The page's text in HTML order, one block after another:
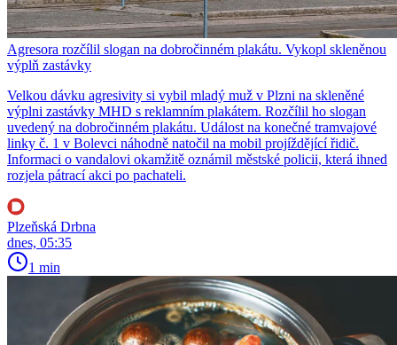
Agresora rozčílil slogan na dobročinném plakátu. Vykopl skleněnou
výplň zastávky
Velkou dávku agresivity si vybil mladý muž v Plzni na skleněné
výplni zastávky MHD s reklamním plakátem. Rozčílil ho slogan
uvedený na dobročinném plakátu. Událost na konečné tramvajové
linky č. 1 v Bolevci náhodně natočil na mobil projíždějící řidič.
Informaci o vandalovi okamžitě oznámil městské policii, která ihned
rozjela pátrací akci po pachateli.
Plzeňská Drbna
dnes, 05:35
1 min